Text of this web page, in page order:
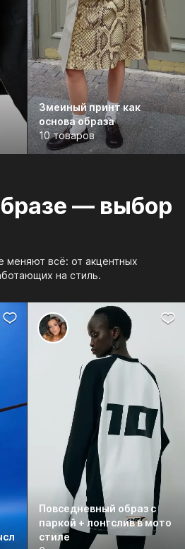
Змеиный принт как
основа образа
10 товаров
— выбор
всё: от акцентных
на стиль.
Повседневный образ с
паркой + лонгслив в мото
стиле